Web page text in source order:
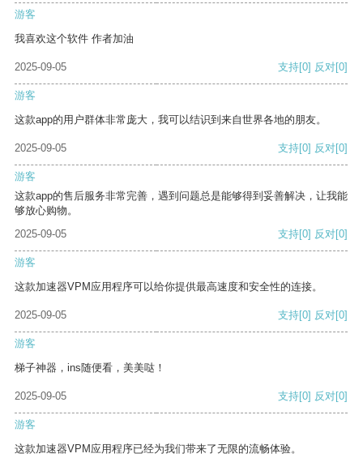
游客
我喜欢这个软件 作者加油
2025-09-05 支持[0] 反对[0]
游客
这款app的用户群体非常庞大，我可以结识到来自世界各地的朋友。
2025-09-05 支持[0] 反对[0]
游客
这款app的售后服务非常完善，遇到问题总是能够得到妥善解决，让我能
够放心购物。
2025-09-05
支持[0] 反对[0]
游客
这款加速器VPM应用程序可以给你提供最高速度和安全性的连接。
2025-09-05 支持[0] 反对[0]
游客
梯子神器，ins随便看，美美哒！
2025-09-05 支持[0] 反对[0]
游客
这款加速器VPM应用程序已经为我们带来了无限的流畅体验。